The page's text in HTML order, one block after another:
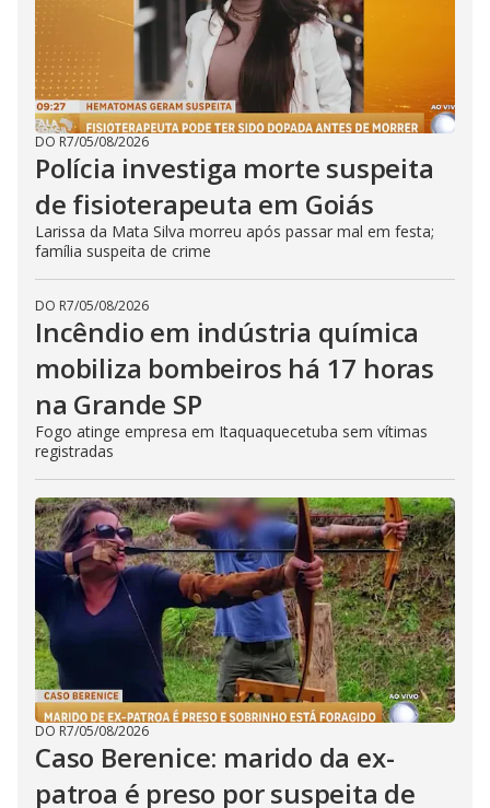
DO R7/05/08/2026
Polícia investiga morte suspeita
de fisioterapeuta em Goiás
Larissa da Mata Silva morreu após passar mal em festa;
família suspeita de crime
DO R7/05/08/2026
Incêndio em indústria química
mobiliza bombeiros há 17 horas
na Grande SP
Fogo atinge empresa em Itaquaquecetuba sem vítimas
registradas
DO R7/05/08/2026
Caso Berenice: marido da ex-
patroa é preso por suspeita de